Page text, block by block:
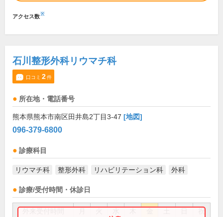
アクセス数※
石川整形外科リウマチ科
口コミ 2件
所在地・電話番号
熊本県熊本市南区田井島2丁目3-47 [地図]
096-379-6800
診療科目
リウマチ科 整形外科 リハビリテーション科 外科
診療/受付時間・休診日
祝